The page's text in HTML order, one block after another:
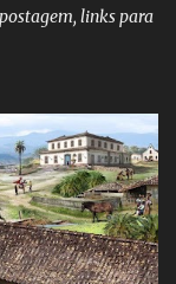
links para